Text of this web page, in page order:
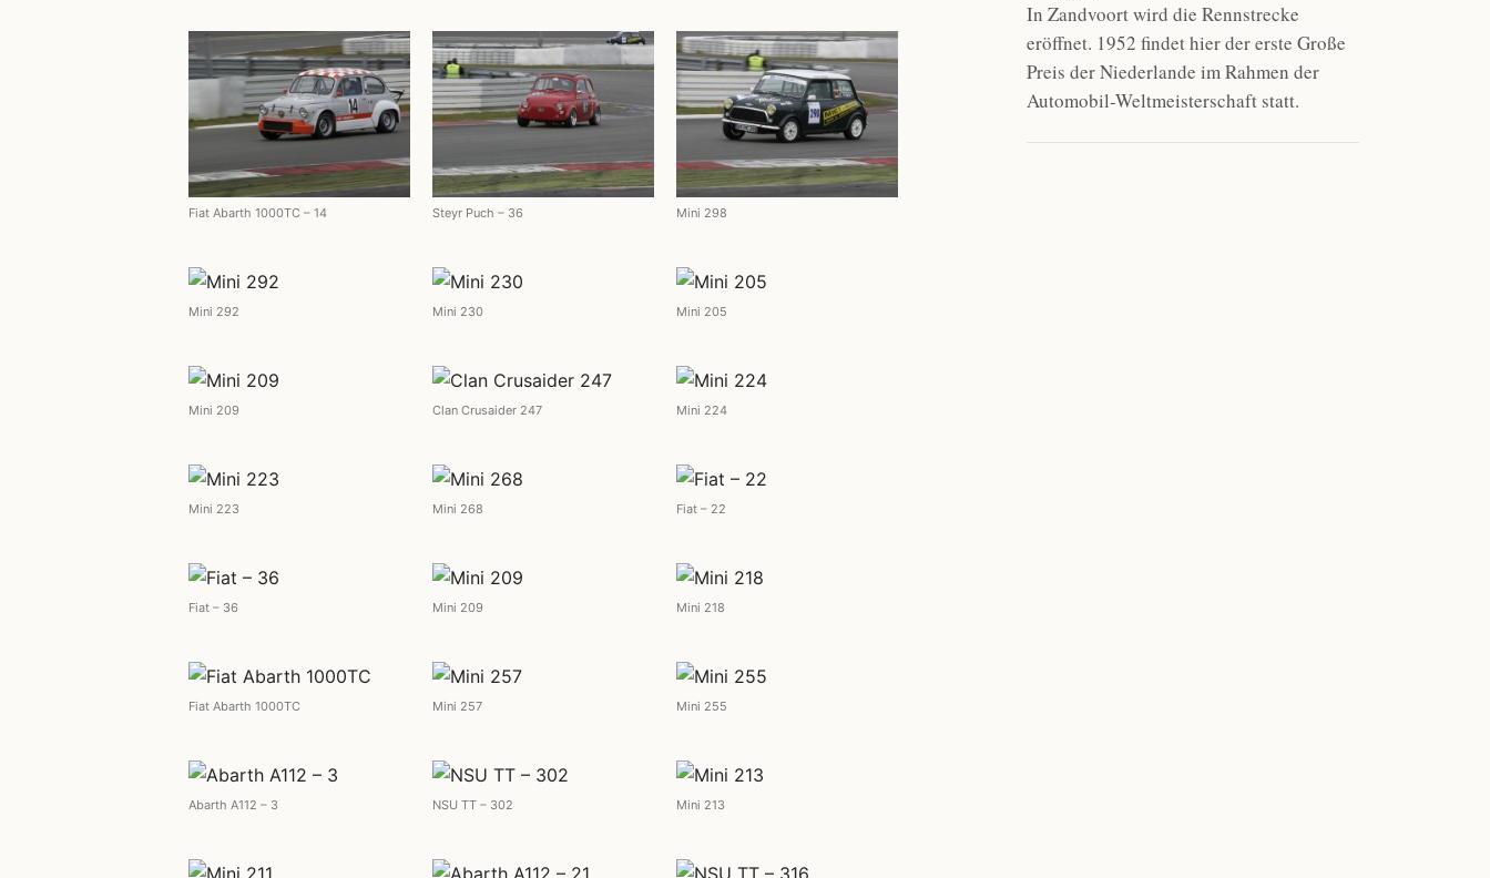
Fiat Abarth 1000TC – 14 Steyr Puch – 36 Mini 298
Mini 292 Mini 230 Mini 205
Mini 209 Clan Crusaider 247 Mini 224
Mini 223 Mini 268 Fiat – 22
Fiat – 36 Mini 209 Mini 218
Fiat Abarth 1000TC Mini 257 Mini 255
Abarth A112 – 3 NSU TT – 302 Mini 213
In Zandvoort wird die Rennstrecke
eröffnet. 1952 findet hier der erste Große
Preis der Niederlande im Rahmen der
Automobil-Weltmeisterschaft statt.